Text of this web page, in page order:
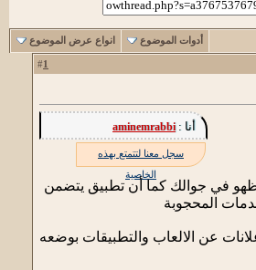
أدوات الموضوع انواع عرض الموضوع
1
أنا :aminemrabbi
سجل معنا لتتمتع بهذه
الخاصية
المحجوبة
عن الالعاب والتطبيقات بوضعه